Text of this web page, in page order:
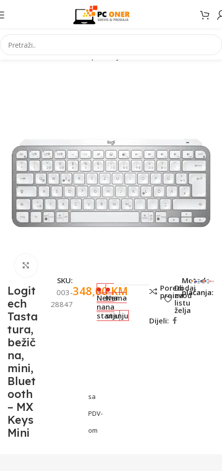
Početna Informatika PC periferija Tastature
Logit
ech
Tasta
tura,
bežič
na,
mini,
Bluet
ooth
– MX
Keys
Mini
SKU:
003-
28847
348,00KM
sa
PDV-
om
Nema
na
stanju
Nema
na
stanju
Poredi
proizvod
Dodaj
na
listu
želja
Dijeli:
Metode
plaćanja: